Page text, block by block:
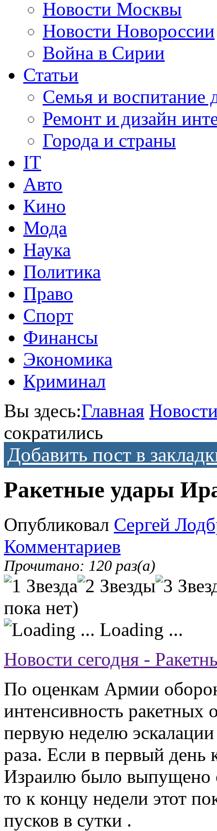
Новости Москвы
Новости Новороссии
Война в Сирии
Статьи
Семья и воспитание
Ремонт и дизайн
Города и страны
IT
Авто
Кино
Мода
Наука
Политика
Право
Спорт
Финансы
Экономика
Криминал
Вы здесь:Главная
сократились
Добавить пост в
Ракетные удары
Опубликовал Сергей
Комментариев
Прочитано: 120 раз(а)
пока нет)
Loading ...
Новости сегодня -
По оценкам Армии
интенсивность ракетных
первую неделю
раза. Если в первый день
Израилю было выпущено
то к концу недели этот
пусков в сутки .